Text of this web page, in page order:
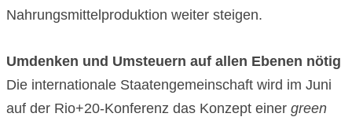
Nahrungsmittelproduktion weiter steigen.
Umdenken und Umsteuern auf allen Ebenen nötig
Die internationale Staatengemeinschaft wird im Juni
auf der Rio+20-Konferenz das Konzept einer green